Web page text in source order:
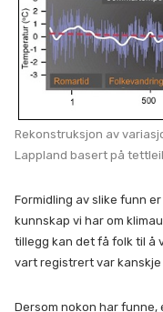
Rekonstruksjon av
Lappland basert på
Formidling av slike funn
kunnskap vi har om
tillegg kan det få folk til å
vart registrert var
Dersom nokon har funne,